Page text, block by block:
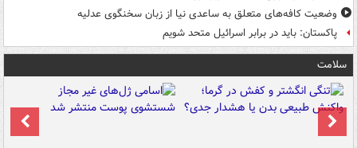
وضعیت کافه‌های متعلق به ساعدی نیا از زبان سخنگوی عدلیه
پاکستان: باید در برابر اسرائیل متحد شویم
سلامت